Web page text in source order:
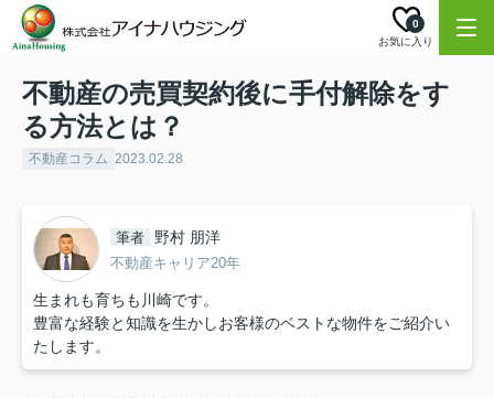
お気に入り
0
不動産の売買契約後に手付解除をす
る方法とは？
不動産コラム 2023.02.28
筆者 野村 朋洋
不動産キャリア20年
生まれも育ちも川崎です。
豊富な経験と知識を生かしお客様のベストな物件をご紹介い
たします。